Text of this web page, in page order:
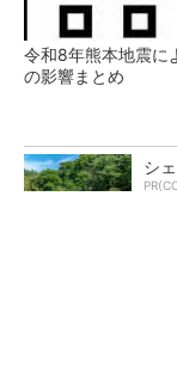
令和8年熊本地震に
の影響まとめ
シ